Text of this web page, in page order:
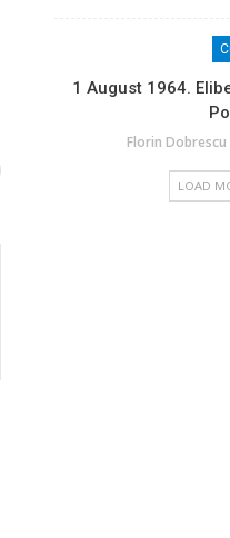
1 August 1964.
Florin Dobrescu
LOAD